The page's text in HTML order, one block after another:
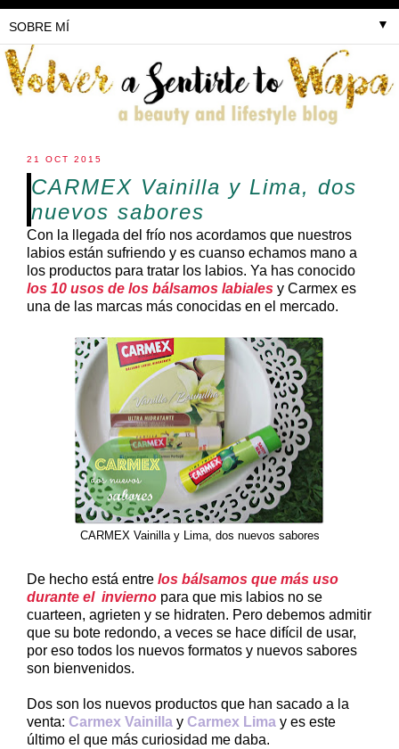
▼
21 OCT 2015
CARMEX Vainilla y Lima, dos
nuevos sabores
Con la llegada del frío nos acordamos que nuestros
labios están sufriendo y es cuanso echamos mano a
los productos para tratar los labios. Ya has conocido
los 10 usos de los bálsamos labiales y Carmex es
una de las marcas más conocidas en el mercado.
CARMEX Vainilla y Lima, dos nuevos sabores
De hecho está entre los bálsamos que más uso
durante el invierno para que mis labios no se
cuarteen, agrieten y se hidraten. Pero debemos admitir
que su bote redondo, a veces se hace difícil de usar,
por eso todos los nuevos formatos y nuevos sabores
son bienvenidos.
Dos son los nuevos productos que han sacado a la
venta: Carmex Vainilla y Carmex Lima y es este
último el que más curiosidad me daba.